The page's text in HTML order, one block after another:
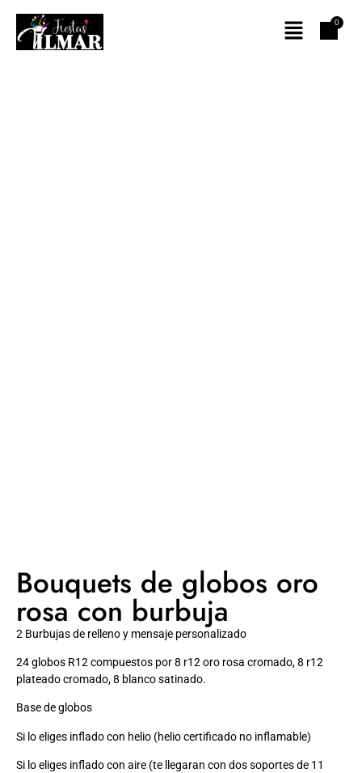
Bouquets de globos oro
rosa con burbuja
2 Burbujas de relleno y mensaje personalizado
24 globos R12 compuestos por 8 r12 oro rosa cromado, 8 r12
plateado cromado, 8 blanco satinado.
Base de globos
Si lo eliges inflado con helio (helio certificado no inflamable)
Si lo eliges inflado con aire (te llegaran con dos soportes de 11